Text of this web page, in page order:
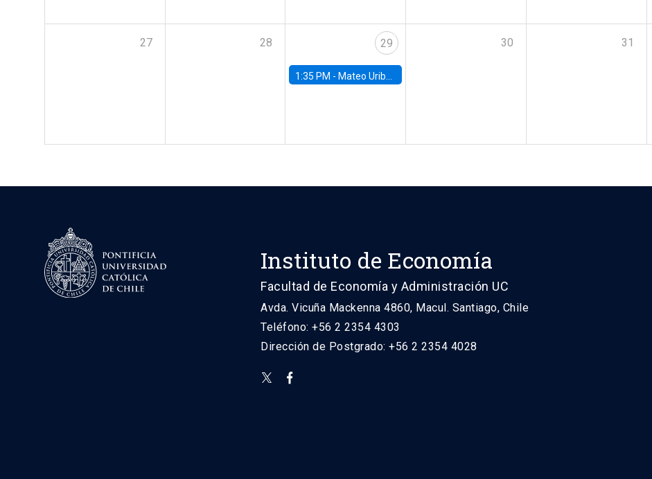
27 28 29
1:35 PM - Mateo Uribe-Castro, Universidad de los Andes (Colombia)
30 31
Instituto de Economía
Facultad de Economía y Administración UC
Avda. Vicuña Mackenna 4860, Macul. Santiago, Chile
Teléfono: +56 2 2354 4303
Dirección de Postgrado: +56 2 2354 4028